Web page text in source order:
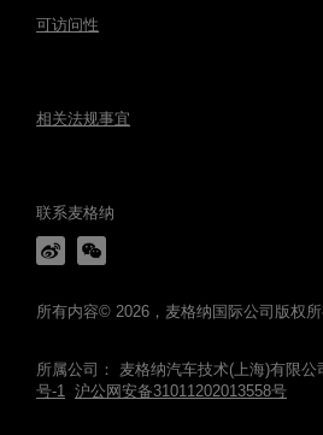
可访问性
相关法规事宜
联系麦格纳
所有内容© 2026，麦格纳国际公司版权所
所属公司： 麦格纳汽车技术(上海)有限公
号-1 沪公网安备31011202013558号